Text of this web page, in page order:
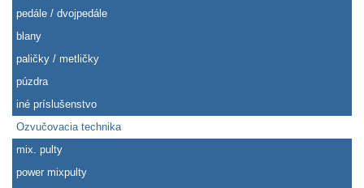
pedále / dvojpedále
blany
paličky / metličky
púzdra
iné príslušenstvo
Ozvučovacia technika
mix. pulty
power mixpulty